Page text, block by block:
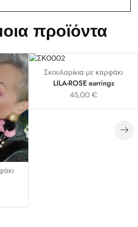
προϊόντα
Σκουλαρίκια με καρφάκι
LILA-ROSE earrings
45,00 €